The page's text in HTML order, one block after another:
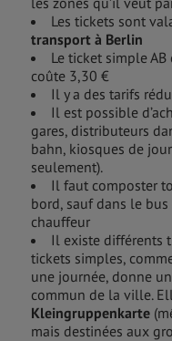
Les tickets sont
transport à Berlin
Le ticket simple
coûte 3,30 €
Il y a des tarifs
Il est possible
gares, distributeurs
bahn, kiosques de
seulement).
Il faut composter
bord, sauf dans le
chauffeur
Il existe différents
tickets simples,
une journée, donne
commun de la ville.
Kleingruppenkarte
mais destinées aux